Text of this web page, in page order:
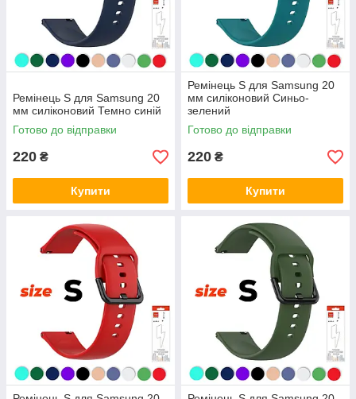
Ремінець S для Samsung 20
мм силіконовий Темно синій
Готово до відправки
220 ₴
Купити
Ремінець S для Samsung 20
мм силіконовий Синьо-
зелений
Готово до відправки
220 ₴
Купити